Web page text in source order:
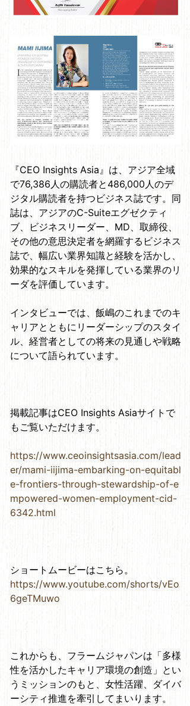
『CEO Insights Asia』は、アジア全域
で76,386人の購読者と486,000人のデ
ジタル購読者を持つビジネス誌です。同
誌は、アジアのC-Suiteエグゼクティ
ブ、ビジネスリーダー、MD、取締役、
その他の意思決定者を網羅するビジネス
誌で、幅広い業界知識と経験を活かし、
効果的なスキルを発揮している業界のリ
ーダを評価しています。
インタビューでは、飯嶋のこれまでのキ
ャリアとともにリーダーシップのスタイ
ル、経営者としての将来の見通しや戦略
について語られています。
掲載記事はCEO Insights Asiaサイトで
もご覧いただけます。
https://www.ceoinsightsasia.com/lead
er/mami-iijima-embarking-on-equitabl
e-frontiers-through-stewardship-of-e
mpowered-women-employment-cid-
6342.html
ショートムービーはこちら。
https://www.youtube.com/shorts/vEo
6geTMuwo
これからも、フラームジャパンは「多様
性を活かしたキャリア環境の創造」とい
うミッションのもと、女性活躍、ダイバ
ーシティ推進を牽引してまいります。